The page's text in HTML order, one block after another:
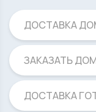
ДОСТАВКА
ЗАКАЗАТЬ
ДОСТАВКА